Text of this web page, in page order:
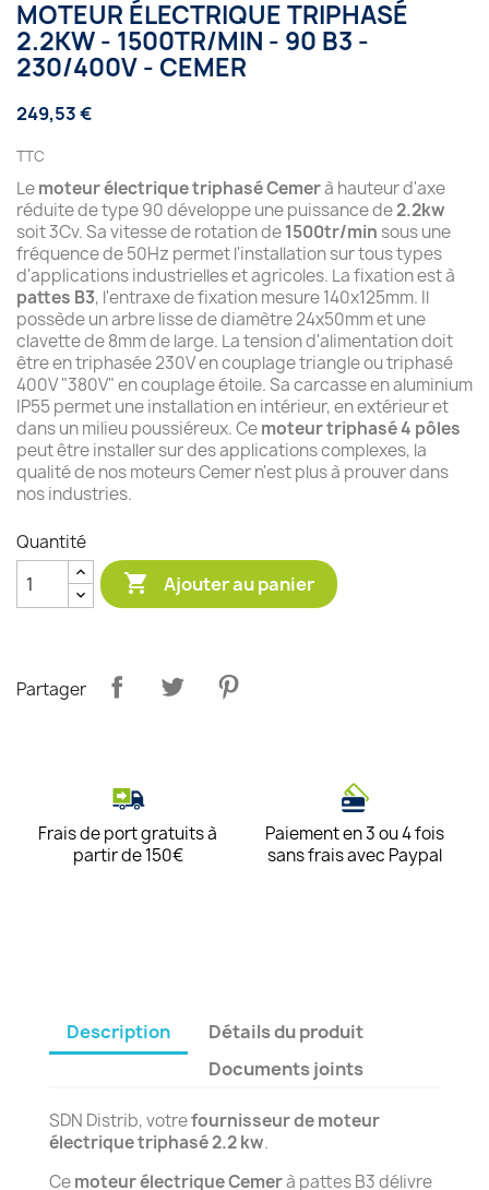
MOTEUR ÉLECTRIQUE TRIPHASÉ
2.2KW - 1500TR/MIN - 90 B3 -
230/400V - CEMER
249,53 €
TTC
Lemoteur électrique triphasé Cemerà hauteur d'axe
réduite de type 90 développe une puissance de2.2kw
soit 3Cv. Sa vitesse de rotation de1500tr/min sous une
fréquence de 50Hz permet l'installation sur tous types
d'applications industrielles et agricoles. La fixation est à
pattes B3, l'entraxe de fixation mesure 140x125mm. Il
possède un arbre lisse de diamètre 24x50mm et une
clavette de 8mm de large. La tension d'alimentation doit
être en triphasée 230V en couplage triangle ou triphasé
400V "380V" en couplage étoile. Sa carcasse en aluminium
IP55 permet une installation en intérieur, en extérieur et
dans un milieu poussiéreux. Cemoteur triphasé 4 pôles
peut être installer sur des applications complexes, la
qualité de nos moteurs Cemer n'est plus à prouver dans
nos industries.
Quantité
 Ajouter au panier
Partager
Frais de port gratuits à
partir de 150€
Paiement en 3 ou 4 fois
sans frais avec Paypal
Description
Détails du produit
Documents joints
SDN Distrib, votrefournisseur de moteur
électrique triphasé 2.2 kw.
Cemoteur électrique Cemerà pattes B3 délivre